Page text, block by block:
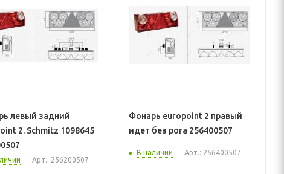
левый задний
2. Schmitz 1098645
Арт.: 256200507
Фонарь europoint 2 правый
идет без рога 256400507
В наличии Арт.: 256400507